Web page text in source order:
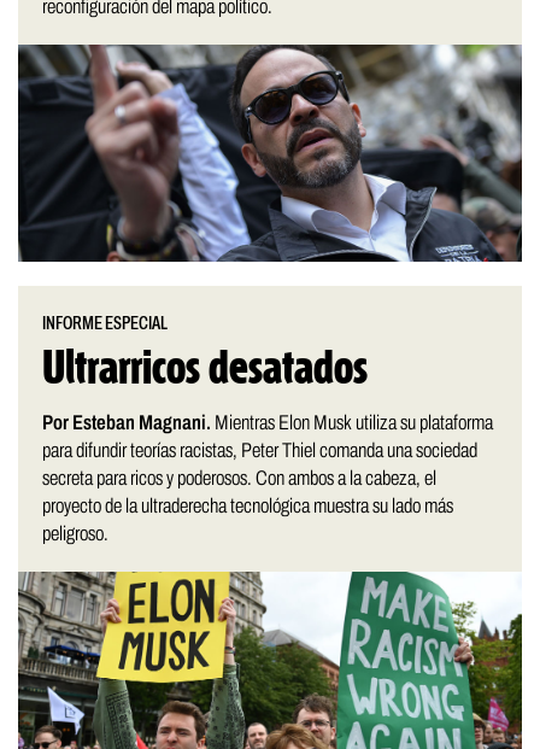
reconfiguración del mapa político.
INFORME ESPECIAL
Ultrarricos desatados
Por Esteban Magnani. Mientras Elon Musk utiliza su plataforma
para difundir teorías racistas, Peter Thiel comanda una sociedad
secreta para ricos y poderosos. Con ambos a la cabeza, el
proyecto de la ultraderecha tecnológica muestra su lado más
peligroso.